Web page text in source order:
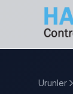
Urunler